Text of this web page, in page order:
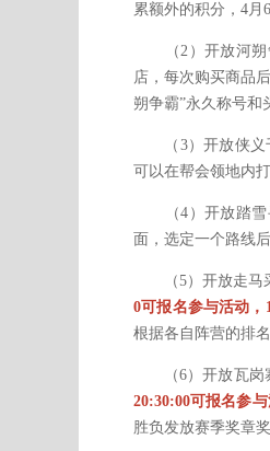
累额外的积分，4月
（2）开放河朔
店，每次购买商品
朔争霸”永久称号和
（3）开放侠义
可以在帮会领地内
（4）开放踏雪
面，选定一个路线
（5）开放走马
0可报名参与活动，
根据各自阵营的排
（6）开放瓦岗
20:30:00可报名参
胜负发放赛季奖章奖